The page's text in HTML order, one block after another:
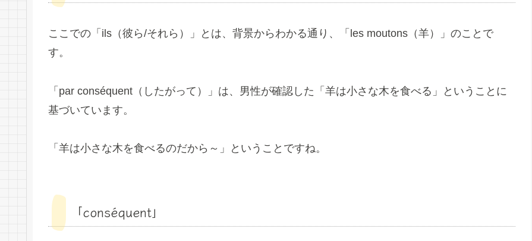
ここでの「ils（彼ら/それら）」とは、背景からわかる通り、「les moutons（羊）」のことで
す。
「par conséquent（したがって）」は、男性が確認した「羊は小さな木を食べる」ということに
基づいています。
「羊は小さな木を食べるのだから～」ということですね。
「conséquent」